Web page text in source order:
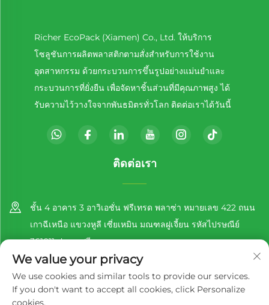
Richer EcoPack (Xiamen) Co., Ltd. ให้บริการ
โซลูชันการผลิตพลาสติกตามสั่งสำหรับการใช้งาน
อุตสาหกรรม ด้วยกระบวนการขึ้นรูปอย่างแม่นยำและ
กระบวนการที่ยั่งยืน เพื่อจัดหาชิ้นส่วนที่มีคุณภาพสูง ได้
รับความไว้วางใจจากพันธมิตรทั่วโลก ติดต่อเราได้วันนี้
ติดต่อเรา
ชั้น 4 อาคาร 3 อาวิเอชั่น ฟรีเทรด พลาซ่า หมายเลข 422 ถนน
เกาฉีเหนือ แขวงหูลี เซี่ยเหมิน มณฑลฝูเจี้ยน รหัสไปรษณีย์
361011 ประเทศจีน
+86-13860188777
[email protected]
We value your privacy
We use cookies and similar tools to provide our services.
If you don't want to accept all cookies, click Personalize
cookies.